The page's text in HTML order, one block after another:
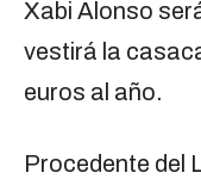
Xabi Alonso
vestirá la
euros al año.
Procedente del